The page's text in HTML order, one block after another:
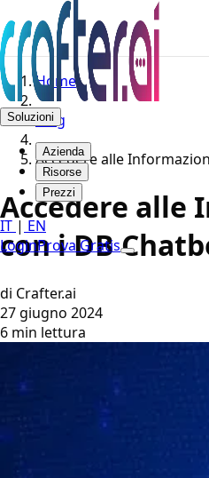
Soluzioni
Azienda
Risorse
Prezzi
IT | EN
LoginProva Gratis
Home
Blog
Accedere alle
Accedere alle
con i DB
di Crafter.ai
27 giugno 2024
6 min lettura